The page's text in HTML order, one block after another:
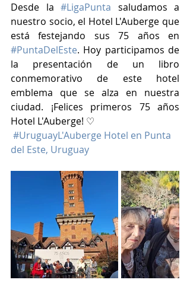
Desde la #LigaPunta saludamos a
nuestro socio, el Hotel L'Auberge que
#PuntaDelEste. Hoy participamos de
la presentación de un libro
conmemorativo de este hotel
emblema que se alza en nuestra
ciudad. ¡Felices primeros 75 años
Hotel L'Auberge! ♡
#UruguayL'Auberge Hotel en Punta
del Este, Uruguay